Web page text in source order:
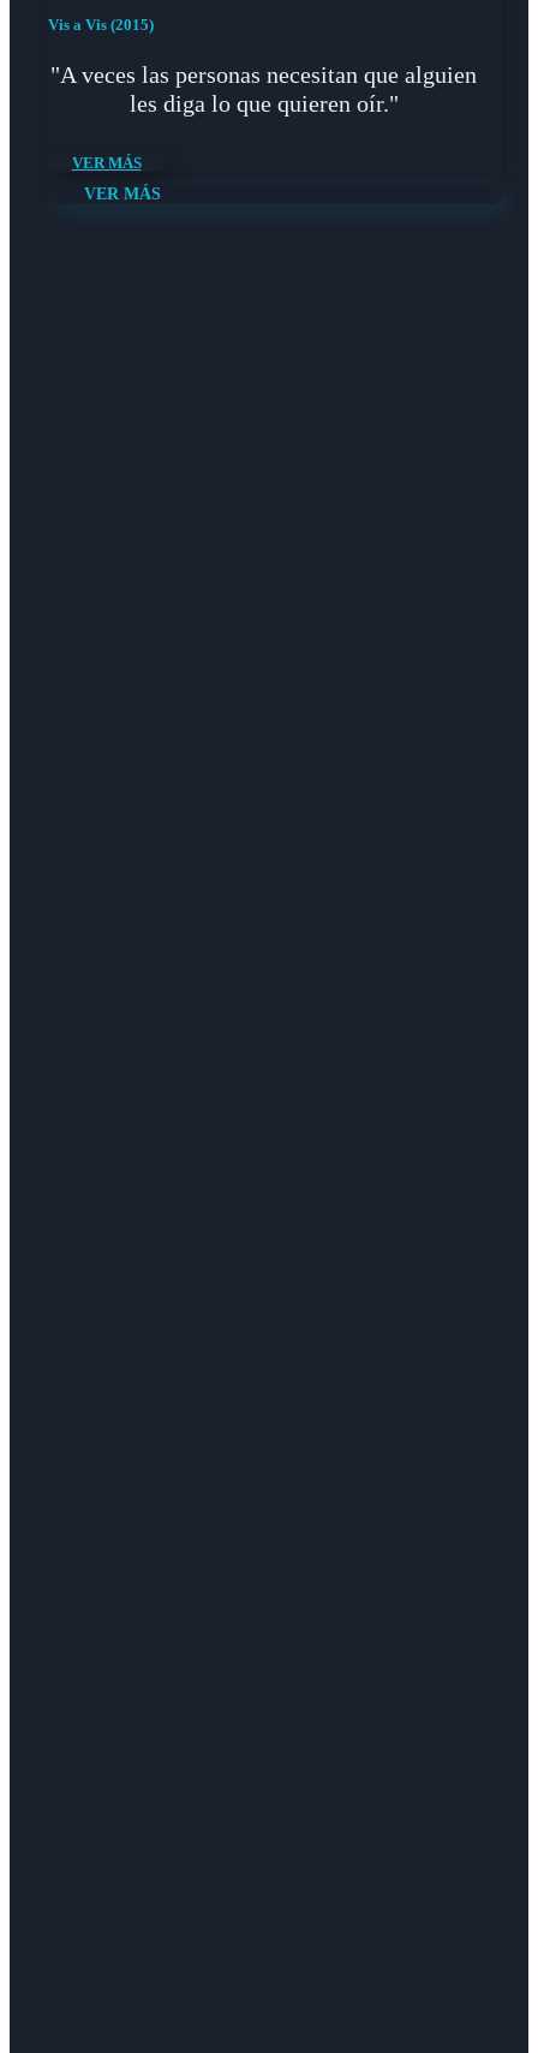
Vis a Vis (2015)
"A veces las personas necesitan que alguien
les diga lo que quieren oír."
VER MÁS
VER MÁS